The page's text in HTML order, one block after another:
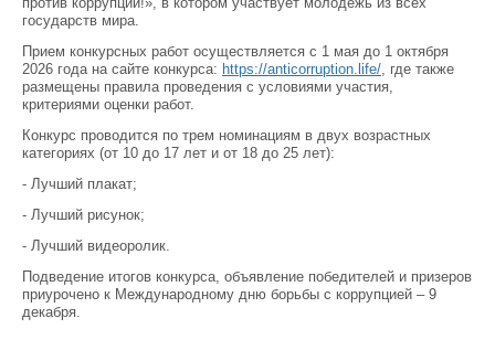
государств мира.
Прием конкурсных работ осуществляется с 1 мая до 1 октября
2026 года на сайте конкурса: https://anticorruption.life/, где также
размещены правила проведения с условиями участия,
критериями оценки работ.
Конкурс проводится по трем номинациям в двух возрастных
категориях (от 10 до 17 лет и от 18 до 25 лет):
- Лучший плакат;
- Лучший рисунок;
- Лучший видеоролик.
Подведение итогов конкурса, объявление победителей и призеров
приурочено к Международному дню борьбы с коррупцией – 9
декабря.